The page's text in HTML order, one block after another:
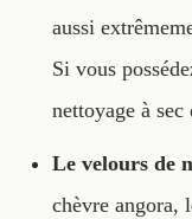
aussi
Si vous
nettoyage à
Le velours de
chèvre angora,